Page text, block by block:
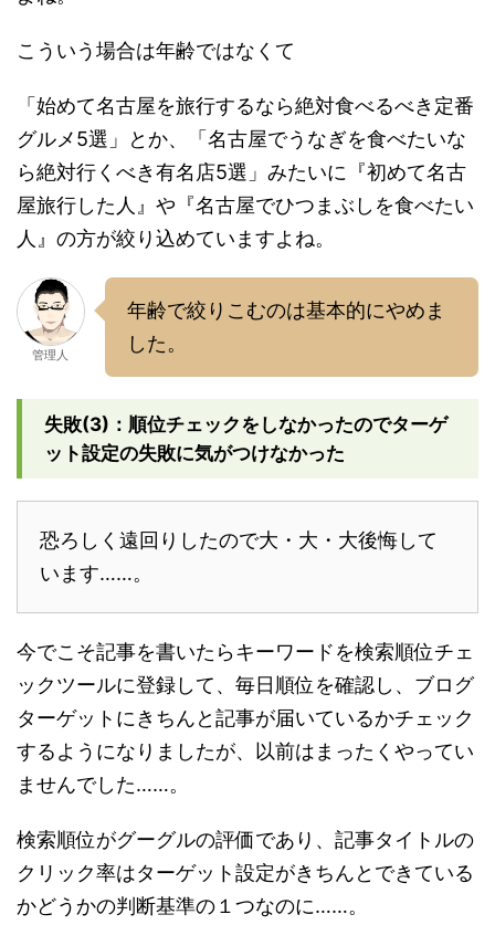
こういう場合は年齢ではなくて
「始めて名古屋を旅行するなら絶対食べるべき定番
グルメ5選」とか、「名古屋でうなぎを食べたいな
ら絶対行くべき有名店5選」みたいに『初めて名古
屋旅行した人』や『名古屋でひつまぶしを食べたい
人』の方が絞り込めていますよね。
管理人
年齢で絞りこむのは基本的にやめま
した。
失敗(3)：順位チェックをしなかったのでターゲ
ット設定の失敗に気がつけなかった
恐ろしく遠回りしたので大・大・大後悔して
います……。
今でこそ記事を書いたらキーワードを検索順位チェ
ックツールに登録して、毎日順位を確認し、ブログ
ターゲットにきちんと記事が届いているかチェック
するようになりましたが、以前はまったくやってい
ませんでした……。
検索順位がグーグルの評価であり、記事タイトルの
クリック率はターゲット設定がきちんとできている
かどうかの判断基準の１つなのに……。